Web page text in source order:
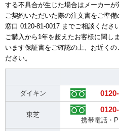
する不具合が生じた場合はメーカーが
ご契約いただいた際の注文書をご準
窓口 0120-81-0017 までご相談ください
ご購入から1年を超えたお客様に関し
います保証書をご確認の上、お近く
ださい。
ダイキン
東芝
携帯電話・